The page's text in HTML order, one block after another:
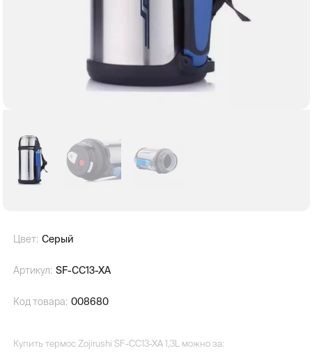
Цвет: Серый
Артикул: SF-CC13-XA
Код товара: 008680
Купить термос Zojirushi SF-CC13-XA 1,3L можно за: